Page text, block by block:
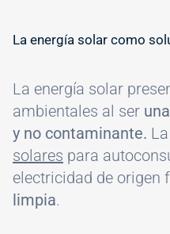
#
La energía solar como
La energía solar
ambientales al ser
y no contaminante. La
solares para
electricidad de origen
limpia.